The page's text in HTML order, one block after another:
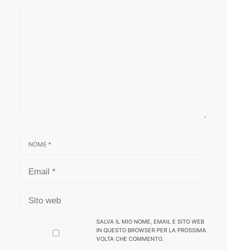
WEB
SALVA IL MIO NOME, EMAIL E SITO WEB
IN QUESTO BROWSER PER LA PROSSIMA
VOLTA CHE COMMENTO.